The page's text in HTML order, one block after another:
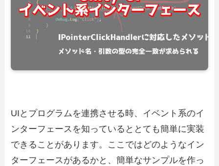
UIとプログラムを連携させる時、イベント系のイ
ンターフェースを知っているととても簡単に実装
できることがあります。ここではどのようなイン
ターフェースがあるかと、簡単なサンプルを作っ